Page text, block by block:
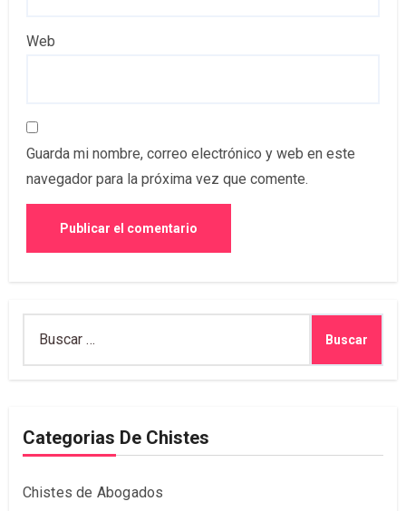
Web
Guarda mi nombre, correo electrónico y web en este
navegador para la próxima vez que comente.
Categorias De Chistes
Chistes de Abogados